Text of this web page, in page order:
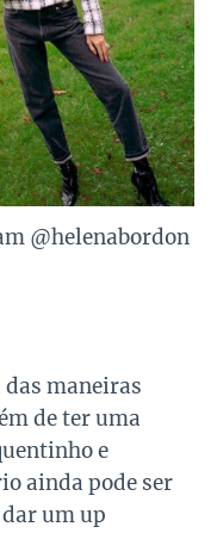
@helenabordon
das maneiras
de ter uma
e
ainda pode ser
um up